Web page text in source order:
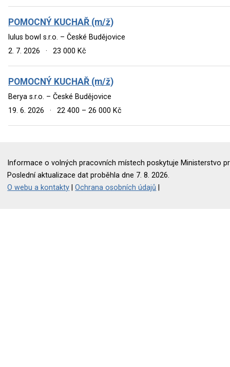
POMOCNÝ KUCHAŘ (m/ž)
lulus bowl s.r.o. – České Budějovice
2. 7. 2026
· 23 000 Kč
POMOCNÝ KUCHAŘ (m/ž)
Berya s.r.o. – České Budějovice
19. 6. 2026
· 22 400 – 26 000 Kč
Informace o volných pracovních místech poskytuje Ministerstvo
Poslední aktualizace dat proběhla dne 7. 8. 2026.
O webu a kontakty |Ochrana osobních údajů